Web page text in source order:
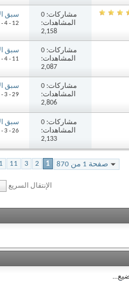
مشاركات: 0
المشاهدات:
2,158
سبق
12 - 4 - 2023,
مشاركات: 0
المشاهدات:
2,087
سبق
11 - 4 - 2023,
مشاركات: 0
المشاهدات:
2,806
سبق
29 - 3 - 2023,
مشاركات: 0
المشاهدات:
2,133
سبق
26 - 3 - 2023,
صفحة 1 من 870 1
2
3
11
الإنتقال السريع